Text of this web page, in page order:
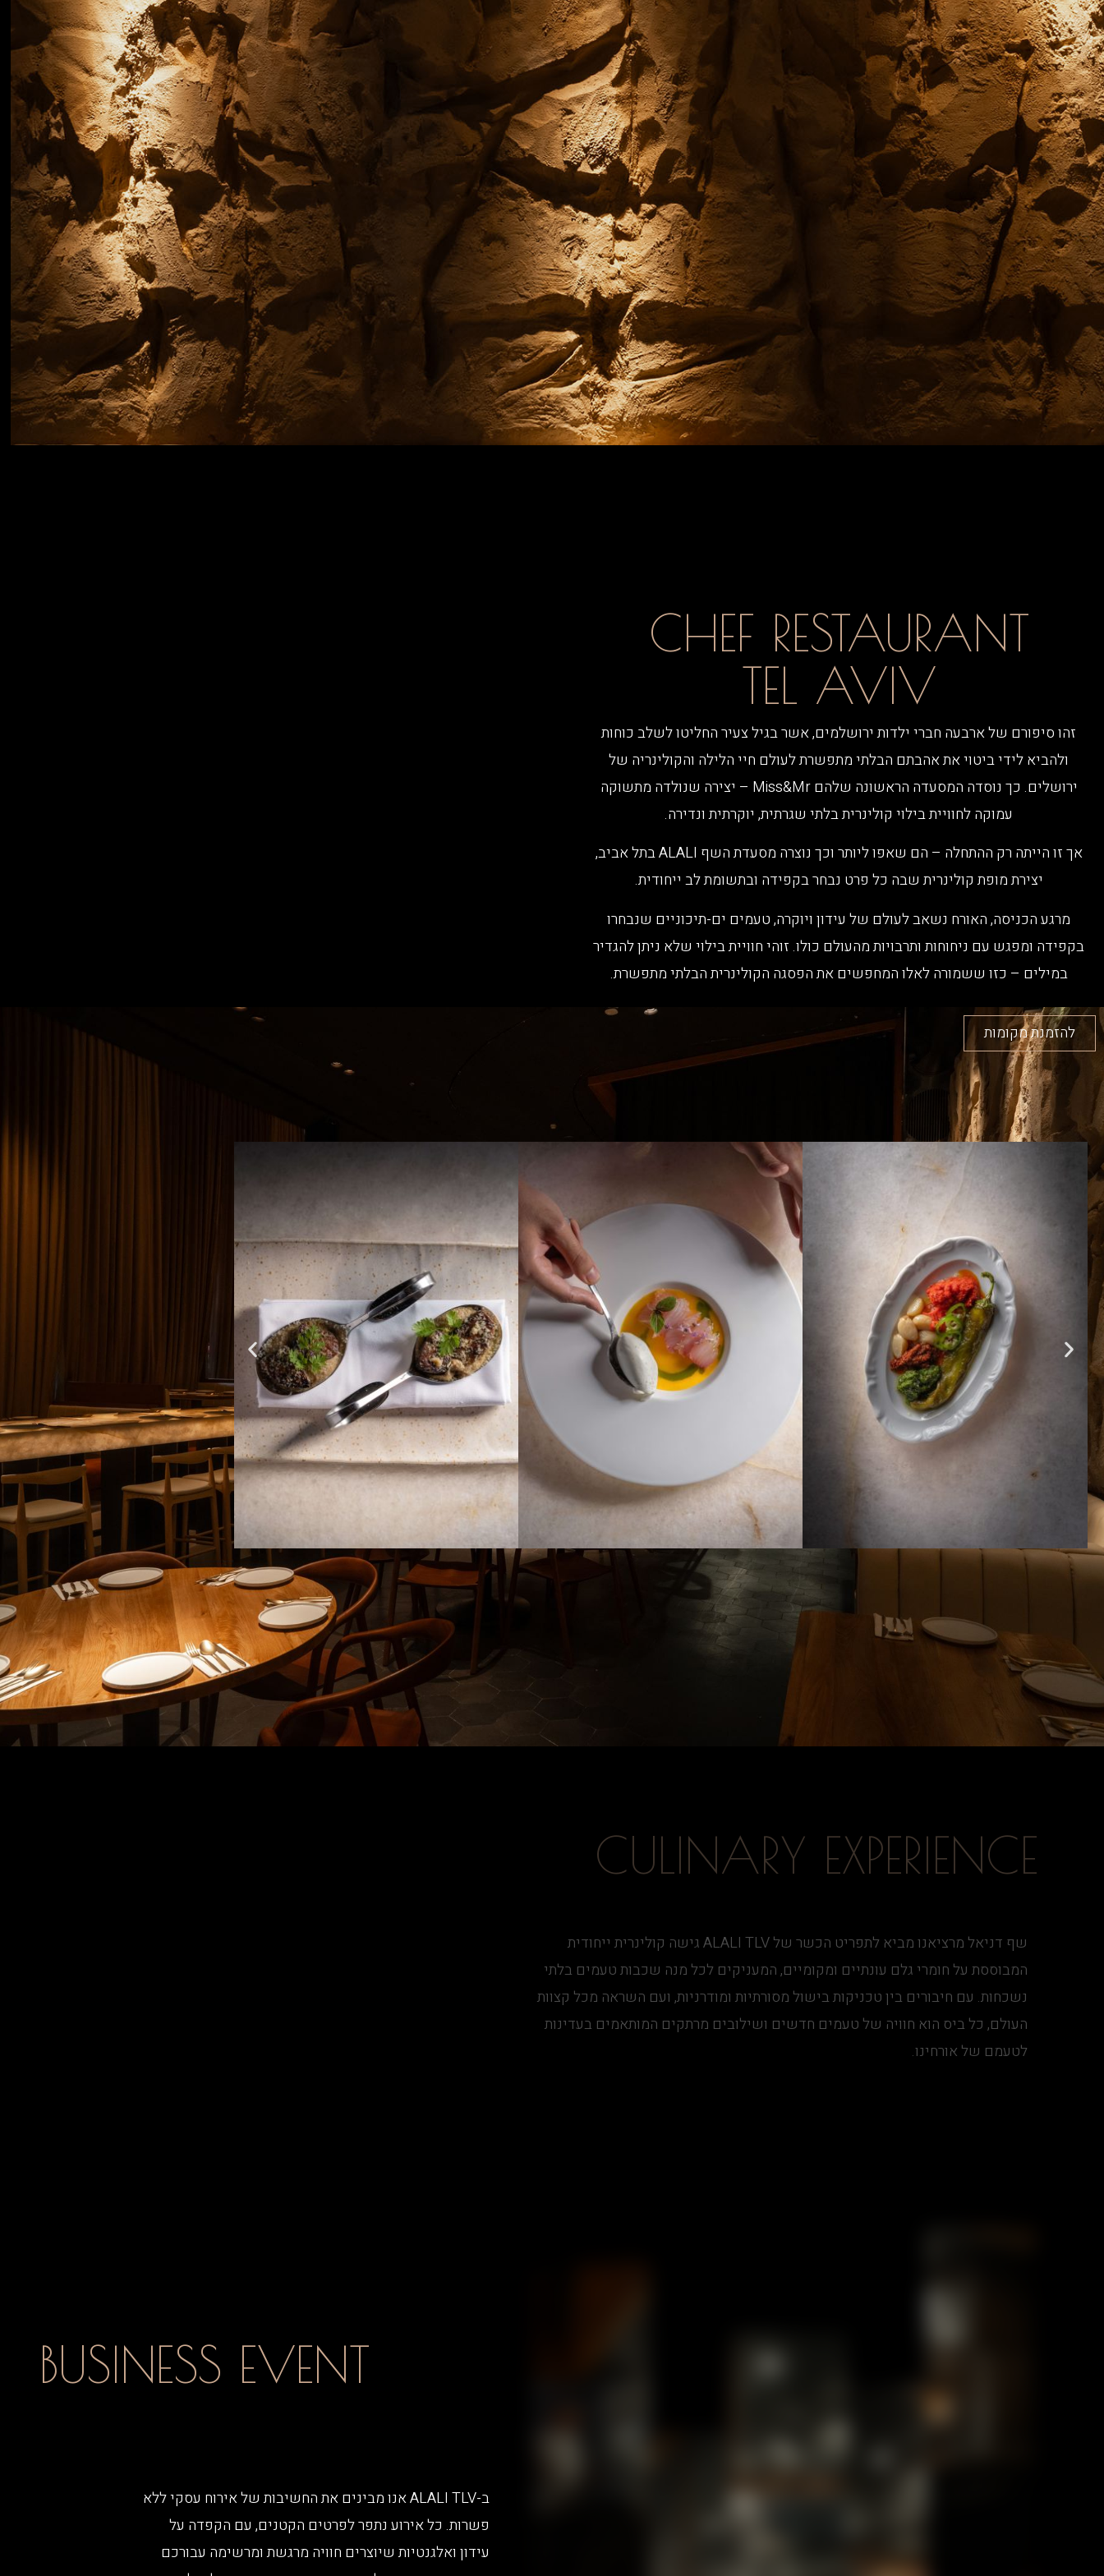
CHEF RESTAURANT
TEL AVIV
זהו סיפורם של ארבעה חברי ילדות ירושלמים, אשר בגיל צעיר החליטו לשלב כוחות
ולהביא לידי ביטוי את אהבתם הבלתי מתפשרת לעולם חיי הלילה והקולינריה של
ירושלים. כך נוסדה המסעדה הראשונה שלהם Miss&Mr – יצירה שנולדה מתשוקה
עמוקה לחוויית בילוי קולינרית בלתי שגרתית, יוקרתית ונדירה.
אך זו הייתה רק ההתחלה – הם שאפו ליותר וכך נוצרה מסעדת השף ALALI בתל אביב,
יצירת מופת קולינרית שבה כל פרט נבחר בקפידה ובתשומת לב ייחודית.
מרגע הכניסה, האורח נשאב לעולם של עידון ויוקרה, טעמים ים-תיכוניים שנבחרו
בקפידה ומפגש עם ניחוחות ותרבויות מהעולם כולו. זוהי חוויית בילוי שלא ניתן להגדיר
במילים – כזו ששמורה לאלו המחפשים את הפסגה הקולינרית הבלתי מתפשרת.
להזמנת מקומות
CULINARY EXPERIENCE
שף דניאל מרציאנו מביא לתפריט הכשר של ALALI TLV גישה קולינרית ייחודית
המבוססת על חומרי גלם עונתיים ומקומיים, המעניקים לכל מנה שכבות טעמים בלתי
נשכחות. עם חיבורים בין טכניקות בישול מסורתיות ומודרניות, ועם השראה מכל קצוות
העולם, כל ביס הוא חוויה של טעמים חדשים ושילובים מרתקים המותאמים בעדינות
לטעמם של אורחינו.
BUSINESS EVENT
ב-ALALI TLV אנו מבינים את החשיבות של אירוח עסקי ללא
פשרות. כל אירוע נתפר לפרטים הקטנים, עם הקפדה על
עידון ואלגנטיות שיוצרים חוויה מרגשת ומרשימה עבורכם